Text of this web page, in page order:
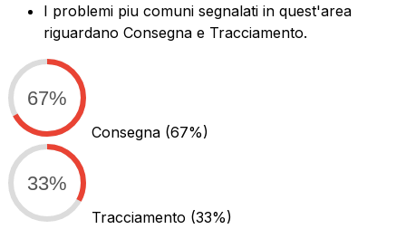
I problemi piu comuni segnalati in quest'area
riguardano Consegna e Tracciamento.
67%
Consegna (67%)
33%
Tracciamento (33%)